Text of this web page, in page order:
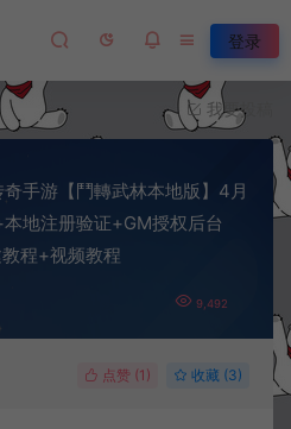
登录
我要投稿
手游【鬥轉武林本地版】4月
地注册验证+GM授权后台
程+视频教程
9,492
点赞 (1 ) 收藏 (3)